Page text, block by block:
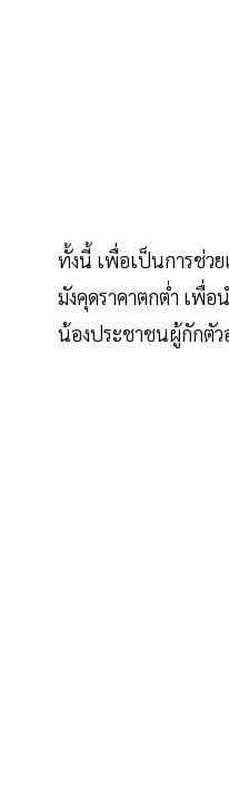
ทั้งนี้ เพื่อเป็นการช่ว
มังคุดราคาตกต่ำ เพื่
น้องประชาชนผู้กักตัว